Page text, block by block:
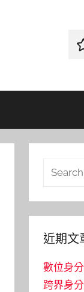
Search
近期文
數位身
跨界身